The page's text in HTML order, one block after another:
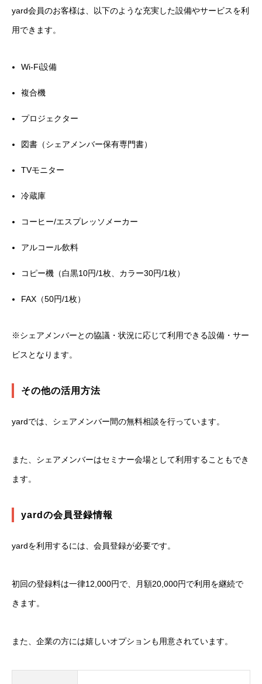
yard会員のお客様は、以下のような充実した設備やサービスを利
用できます。
Wi-Fi設備
複合機
プロジェクター
図書（シェアメンバー保有専門書）
TVモニター
冷蔵庫
コーヒー/エスプレッソメーカー
アルコール飲料
コピー機（白黒10円/1枚、カラー30円/1枚）
FAX（50円/1枚）
※シェアメンバーとの協議・状況に応じて利用できる設備・サー
ビスとなります。
その他の活用方法
yardでは、シェアメンバー間の無料相談を行っています。
また、シェアメンバーはセミナー会場として利用することもでき
ます。
yardの会員登録情報
yardを利用するには、会員登録が必要です。
初回の登録料は一律12,000円で、月額20,000円で利用を継続で
きます。
また、企業の方には嬉しいオプションも用意されています。